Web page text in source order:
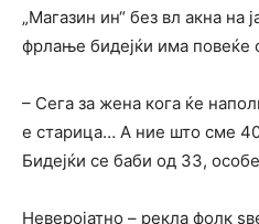
„Магазин ин“ без вл акна на
фрлање бидејќи има повеќе
– Сега за жена кога ќе
е старица… А ние што сме
Бидејќи се баби од 33,
Неверојатно – рекла фолк